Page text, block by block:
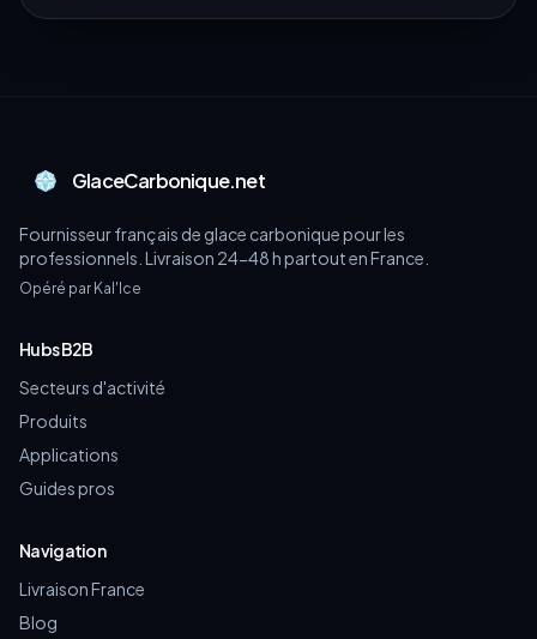
GlaceCarbonique.net
Fournisseur français de glace carbonique pour les
professionnels. Livraison 24-48 h partout en France.
Opéré par Kal'Ice
Hubs B2B
Secteurs d'activité
Produits
Applications
Guides pros
Navigation
Livraison France
Blog